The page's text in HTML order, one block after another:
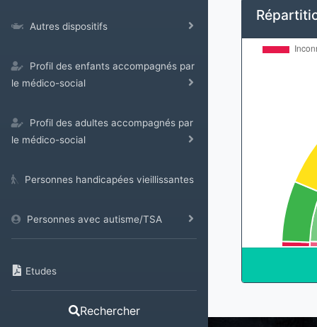
Autres dispositifs
Profil des enfants accompagnés par
le médico-social
Profil des adultes accompagnés par
le médico-social
Personnes handicapées vieillissantes
Personnes avec autisme/TSA
Etudes
Rechercher